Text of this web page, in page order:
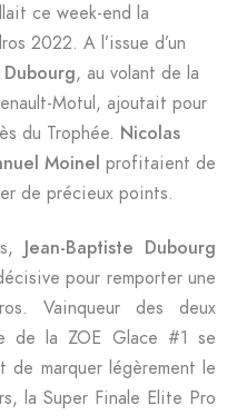
ce week-end la
2022. A l’issue d’un
Dubourg, au volant de la
Motul, ajoutait pour
du Trophée. Nicolas
Moinel profitaient de
de précieux points.
Jean-Baptiste Dubourg
pour remporter une
Vainqueur des deux
de la ZOE Glace #1 se
marquer légèrement le
la Super Finale Elite Pro